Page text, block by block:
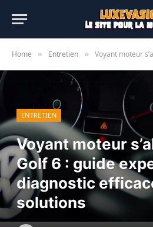
Home » Entretien » Voyant moteur s’allume sur
ENTRETIEN
Voyant moteur
Golf 6 : guide
diagnostic
solutions